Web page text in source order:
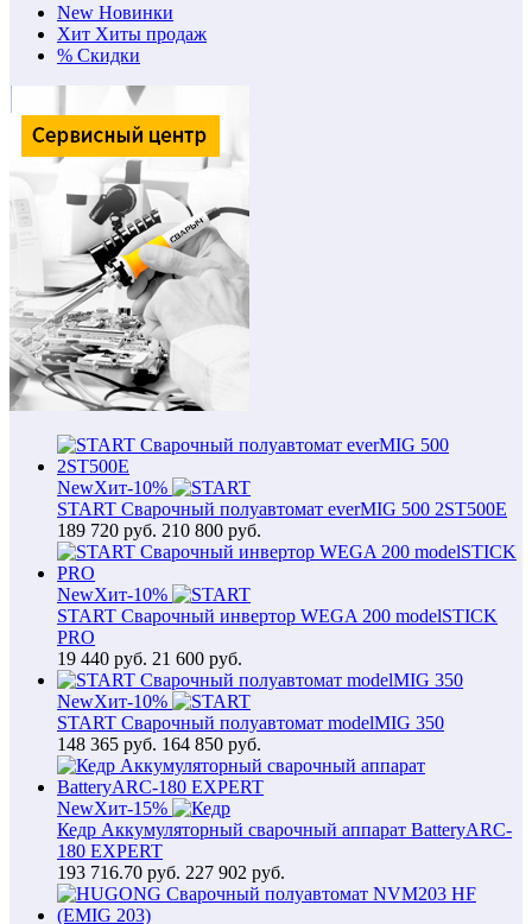
New Новинки
Хит Хиты продаж
% Скидки
NewХит-10%
START Сварочный полуавтомат everMIG 500 2ST500E
189 720 руб. 210 800 руб.
NewХит-10%
START Сварочный инвертор WEGA 200 modelSTICK
PRO
19 440 руб. 21 600 руб.
NewХит-10%
START Сварочный полуавтомат modelMIG 350
148 365 руб. 164 850 руб.
NewХит-15%
Кедр Аккумуляторный сварочный аппарат BatteryARC-
180 EXPERT
193 716.70 руб. 227 902 руб.